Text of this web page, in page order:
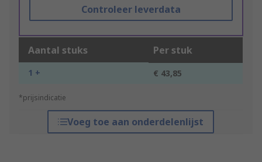
Controleer leverdata
Aantal stuks Per stuk
1 + € 43,85
*prijsindicatie
Voeg toe aan onderdelenlijst